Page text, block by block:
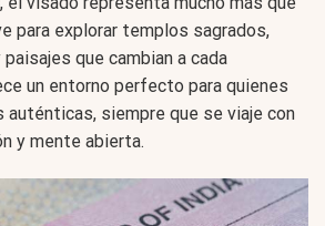
para explorar templos sagrados,
que cambian a cada
un entorno perfecto para quienes
auténticas, siempre que se viaje con
y mente abierta.